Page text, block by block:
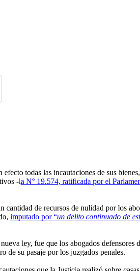
todas las incautaciones de sus
-la N° 19.574, ratificada por el
de recursos de nulidad por los
imputado por “un delito continuado de
ley, fue que los abogados
de su pasaje por los juzgados penales.